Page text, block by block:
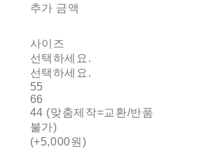
추가 금액
사이즈
선택하세요.
선택하세요.
55
66
44 (맞춤제작=교환/반품
불가)
(+5,000원)